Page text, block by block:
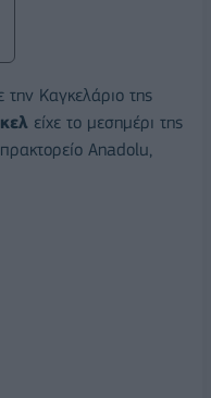
την Καγκελάριο της
είχε το μεσημέρι της
Anadolu,